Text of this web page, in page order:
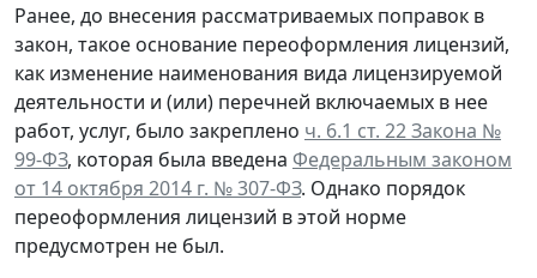
Ранее, до внесения рассматриваемых поправок в
закон, такое основание переоформления лицензий,
как изменение наименования вида лицензируемой
деятельности и (или) перечней включаемых в нее
работ, услуг, было закреплено ч. 6.1 ст. 22 Закона №
99-ФЗ, которая была введена Федеральным законом
от 14 октября 2014 г. № 307-ФЗ. Однако порядок
переоформления лицензий в этой норме
предусмотрен не был.